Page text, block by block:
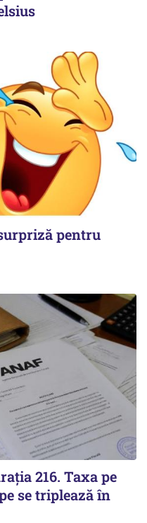
pentru
216. Taxa pe
se triplează în